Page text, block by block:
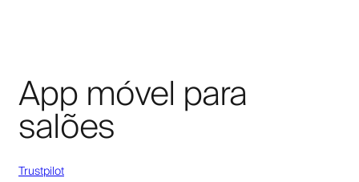
App móvel para
salões
Trustpilot